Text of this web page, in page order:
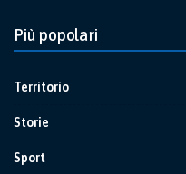
Più popolari
Territorio
Storie
Sport